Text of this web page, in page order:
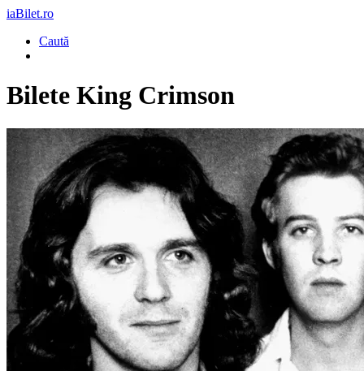
iaBilet.ro
Caută
Bilete King Crimson